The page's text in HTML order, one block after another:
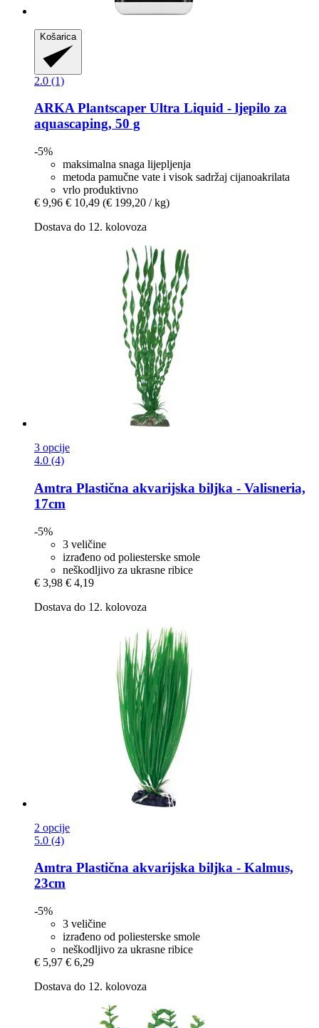
Košarica
2.0 (1)
ARKAPlantscaper Ultra Liquid -​ ljepilo za
aquascaping, 50 g
-5%
maksimalna snaga lijepljenja
metoda pamučne vate i visok sadržaj cijanoakrilata
vrlo produktivno
€ 9,96 € 10,49 (€ 199,20 / kg)
Dostava do 12. kolovoza
3 opcije
4.0 (4)
Amtra Plastična akvarijska biljka -​ Valisneria,
17cm
-5%
3 veličine
izrađeno od poliesterske smole
neškodljivo za ukrasne ribice
€ 3,98 € 4,19
Dostava do 12. kolovoza
2 opcije
5.0 (4)
Amtra Plastična akvarijska biljka -​ Kalmus,
23cm
-5%
3 veličine
izrađeno od poliesterske smole
neškodljivo za ukrasne ribice
€ 5,97 € 6,29
Dostava do 12. kolovoza